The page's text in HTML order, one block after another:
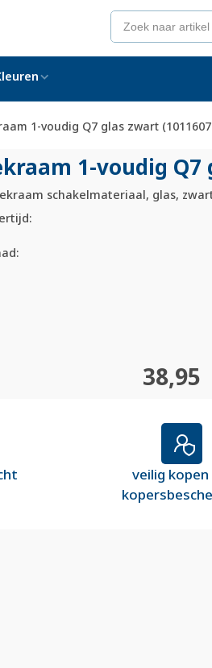
1-voudig Q7 glas zwart
1-voudig Q7
schakelmateriaal, glas,
38,95
veilig